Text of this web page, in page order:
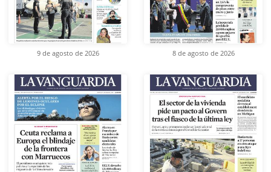
9 de agosto de 2026 8 de agosto de 2026